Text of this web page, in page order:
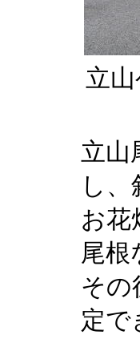
立
立山
し
お花
尾根
その
定で